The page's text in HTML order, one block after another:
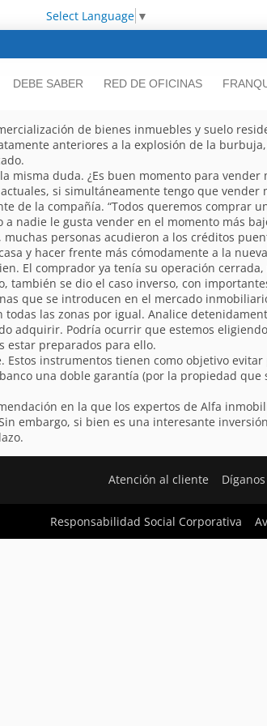
Select Language ▼
DEBE SABER RED DE OFICINAS
de bienes inmuebles y suelo
anteriores a la explosión de la
misma duda. ¿Es buen momento para
si simultáneamente tengo que vender
de la compañía. “Todos queremos comprar
nadie le gusta vender en el momento más
personas acudieron a los créditos
y hacer frente más cómodamente a la
El comprador ya tenía su operación
también se dio el caso inverso, con
que se introducen en el mercado
las zonas por igual. Analice
adquirir. Podría ocurrir que estemos
estar preparados para ello.
instrumentos tienen como objetivo
una doble garantía (por la propiedad que
en la que los expertos de Alfa
embargo, si bien es una interesante
Atención al cliente
Responsabilidad Social Corporativa